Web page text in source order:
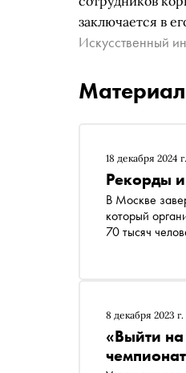
заключается в
Искусственный
18 декабря 2024 г.
Рекорды
В Москве
который
70 тысяч
8 декабря 2023 г.
«Выйти